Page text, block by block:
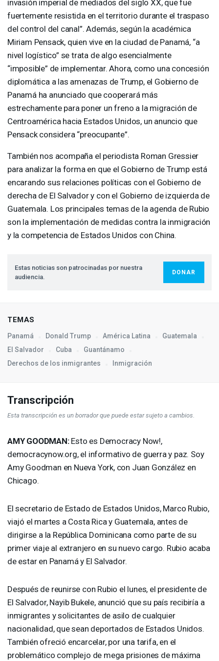
invasión imperial de mediados del siglo XX, que fue
fuertemente resistida en el territorio durante el traspaso
del control del canal”. Además, según la académica
Miriam Pensack, quien vive en la ciudad de Panamá, “a
nivel logístico” se trata de algo esencialmente
“imposible” de implementar. Ahora, como una concesión
diplomática a las amenazas de Trump, el Gobierno de
Panamá ha anunciado que cooperará más
estrechamente para poner un freno a la migración de
Centroamérica hacia Estados Unidos, un anuncio que
Pensack considera “preocupante”.
También nos acompaña el periodista Roman Gressier
para analizar la forma en que el Gobierno de Trump está
encarando sus relaciones políticas con el Gobierno de
derecha de El Salvador y con el Gobierno de izquierda de
Guatemala. Los principales temas de la agenda de Rubio
son la implementación de medidas contra la inmigración
y la competencia de Estados Unidos con China.
Estas noticias son patrocinadas por nuestra
audiencia.
DONAR
TEMAS
Panamá Donald Trump América Latina
Guatemala
El Salvador
Cuba
Guantánamo
Derechos de los inmigrantes
Inmigración
Transcripción
Esta transcripción es un borrador que puede estar sujeto a cambios.
AMY GOODMAN:Esto es Democracy Now!,
democracynow.org, el informativo de guerra y paz. Soy
Amy Goodman en Nueva York, con Juan González en
Chicago.
El secretario de Estado de Estados Unidos, Marco Rubio,
viajó el martes a Costa Rica y Guatemala, antes de
dirigirse a la República Dominicana como parte de su
primer viaje al extranjero en su nuevo cargo. Rubio acaba
de estar en Panamá y El Salvador.
Después de reunirse con Rubio el lunes, el presidente de
El Salvador, Nayib Bukele, anunció que su país recibiría a
inmigrantes y solicitantes de asilo de cualquier
nacionalidad, que sean deportados de Estados Unidos.
También ofreció encarcelar, por una tarifa, en el
problemático complejo de mega prisiones de máxima